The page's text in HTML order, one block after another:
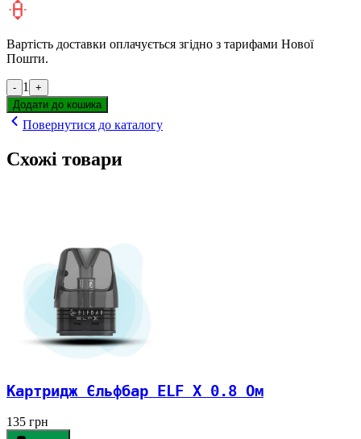
Вартість доставки оплачується згідно з тарифами Нової
Пошти.
- 1
+
Додати до кошика
Повернутися до каталогу
Схожі товари
Картридж Єльфбар ELF X 0.8 Ом
135 грн